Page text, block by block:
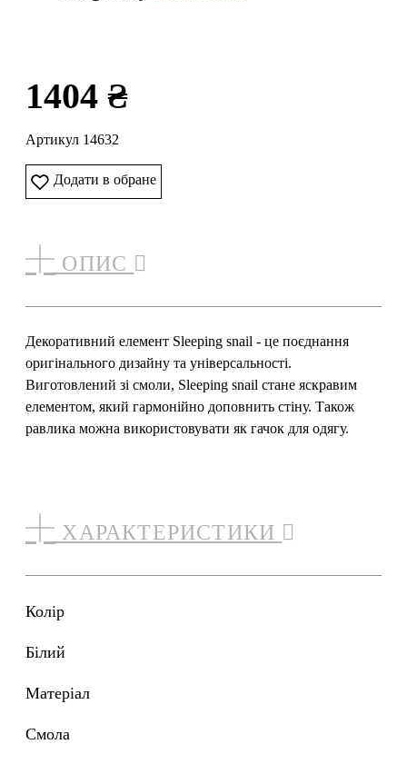
1404 ₴
Артикул 14632
Додати в обране
ОПИС
Декоративний елемент Sleeping snail - це поєднання
оригінального дизайну та універсальності.
Виготовлений зі смоли, Sleeping snail стане яскравим
елементом, який гармонійно доповнить стіну. Також
равлика можна використовувати як гачок для одягу.
ХАРАКТЕРИСТИКИ
Колір
білий
Матеріал
Смола